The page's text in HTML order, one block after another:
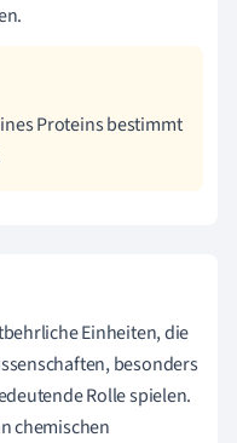
Proteins bestimmt
Einheiten, die
besonders
Rolle spielen.
chemischen